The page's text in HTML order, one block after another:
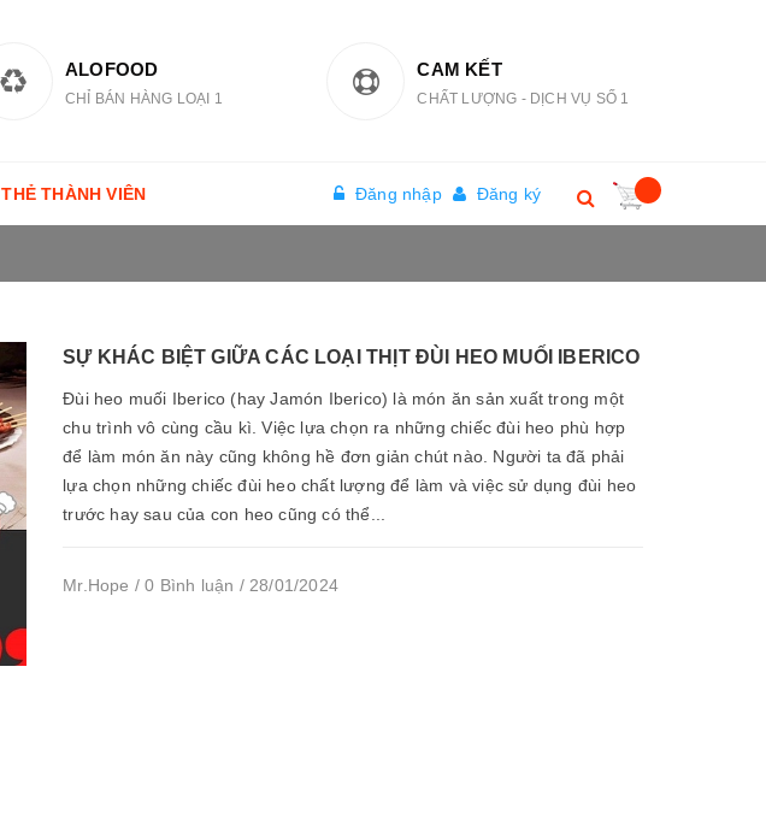
ALOFOOD
CHỈ BÁN HÀNG LOẠI 1
CAM KẾT
CHẤT LƯỢNG - DỊCH VỤ SỐ 1
THẺ THÀNH VIÊN Đăng nhập Đăng ký
SỰ KHÁC BIỆT GIỮA CÁC LOẠI THỊT ĐÙI HEO MUỐI IBERICO
Đùi heo muối Iberico (hay Jamón Iberico) là món ăn sản xuất trong một
chu trình vô cùng cầu kì. Việc lựa chọn ra những chiếc đùi heo phù hợp
để làm món ăn này cũng không hề đơn giản chút nào. Người ta đã phải
lựa chọn những chiếc đùi heo chất lượng để làm và việc sử dụng đùi heo
trước hay sau của con heo cũng có thể...
Mr.Hope / 0 Bình luận / 28/01/2024